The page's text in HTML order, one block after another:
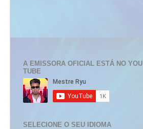
A EMISSORA OFICIAL ESTÁ NO YOU
TUBE
SELECIONE O SEU IDIOMA